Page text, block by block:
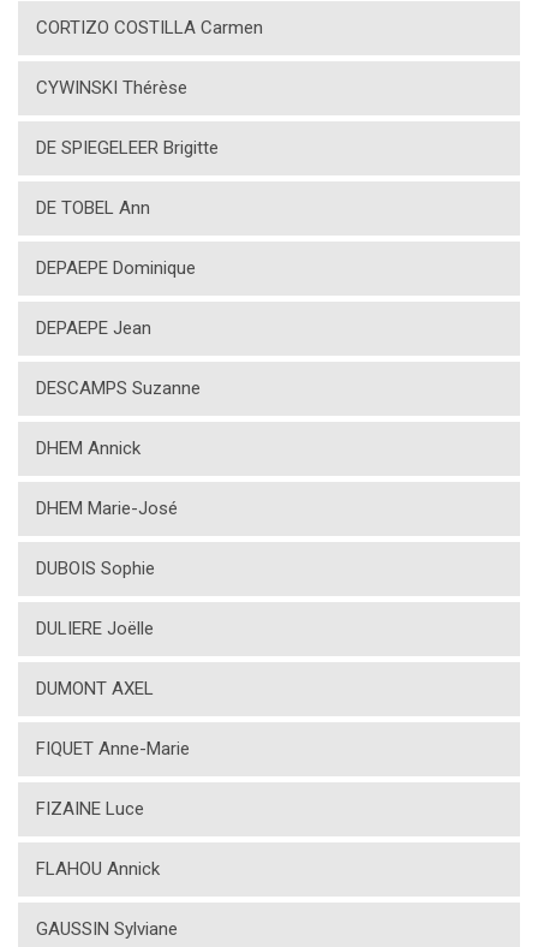
CORTIZO COSTILLA Carmen
CYWINSKI Thérèse
DE SPIEGELEER Brigitte
DE TOBEL Ann
DEPAEPE Dominique
DEPAEPE Jean
DESCAMPS Suzanne
DHEM Annick
DHEM Marie-José
DUBOIS Sophie
DULIERE Joëlle
DUMONT AXEL
FIQUET Anne-Marie
FIZAINE Luce
FLAHOU Annick
GAUSSIN Sylviane